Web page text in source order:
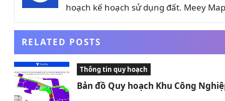
hoạch kế hoạch sử dụng đất. Meey
RELATED POSTS
Thông tin quy hoạch
Bản đồ Quy hoạch Khu Công